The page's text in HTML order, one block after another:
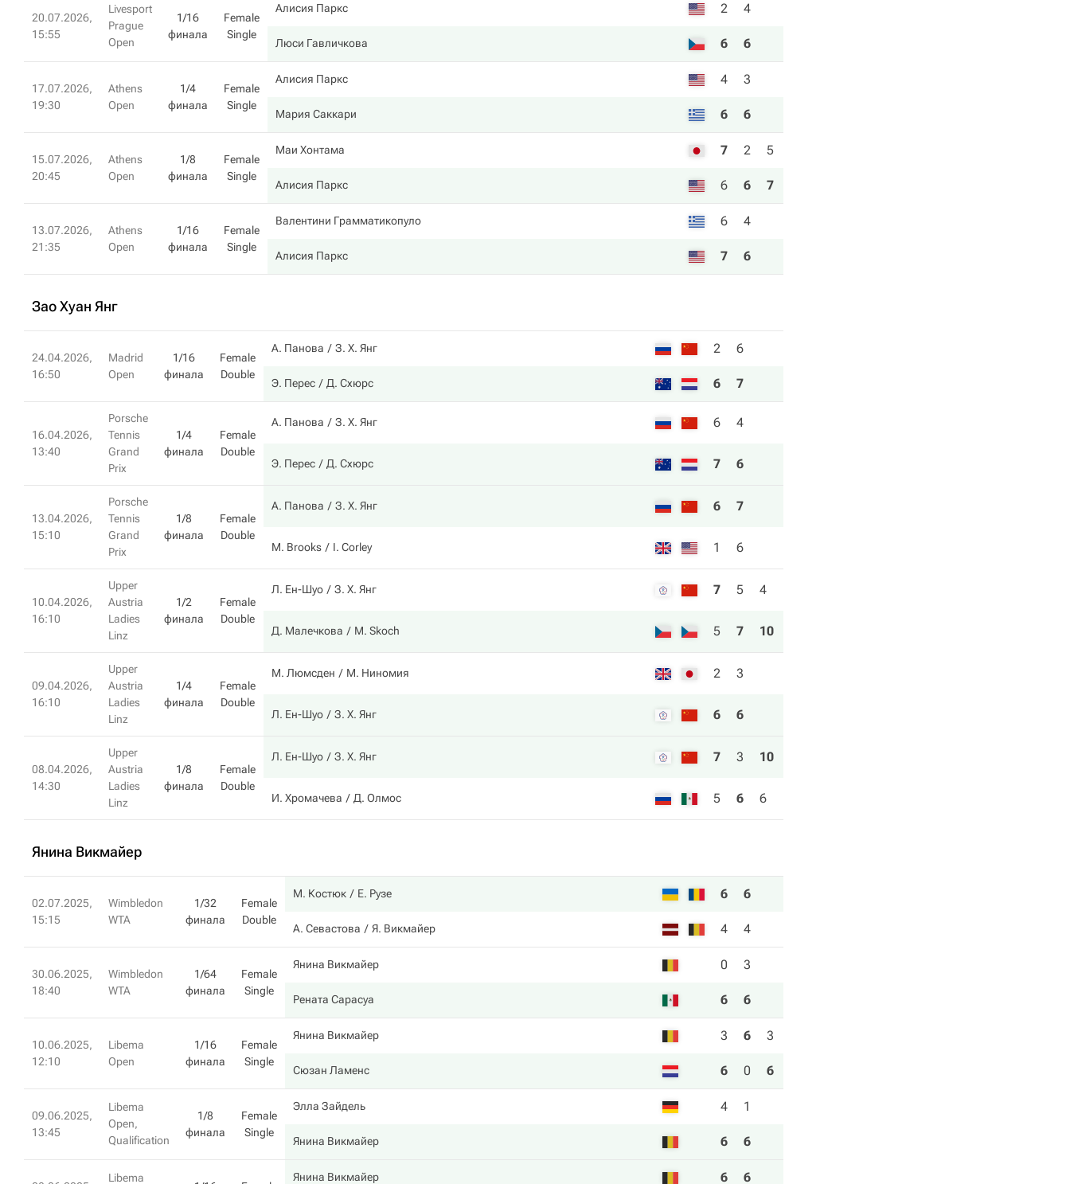
20.07.2026,
15:55
Livesport
Prague
Open
1/16
финала
Female
Single
Алисия Паркс 2 4
Люси Гавличкова 6 6
17.07.2026,
19:30
Athens
Open
1/4
финала
Female
Single
Алисия Паркс 4 3
Мария Саккари 6 6
15.07.2026,
20:45
Athens
Open
1/8
финала
Female
Single
Маи Хонтама 7 2 5
Алисия Паркс 6 6 7
13.07.2026,
21:35
Athens
Open
1/16
финала
Female
Single
Валентини Грамматикопуло 6 4
Алисия Паркс 7 6
Зао Хуан Янг
24.04.2026,
16:50
Madrid
Open
1/16
финала
Female
Double
А. Панова З. Х. Янг 2 6
Э. Перес Д. Схюрс 6 7
16.04.2026,
13:40
Porsche
Tennis
Grand
Prix
1/4
финала
Female
Double
А. Панова З. Х. Янг 6 4
Э. Перес Д. Схюрс 7 6
13.04.2026,
15:10
Porsche
Tennis
Grand
Prix
1/8
финала
Female
Double
А. Панова З. Х. Янг 6 7
M. Brooks I. Corley 1 6
10.04.2026,
16:10
Upper
Austria
Ladies
Linz
1/2
финала
Female
Double
Л. Ен-Шуо З. Х. Янг 7 5 4
Д. Малечкова M. Skoch 5 7 10
09.04.2026,
16:10
Upper
Austria
Ladies
Linz
1/4
финала
Female
Double
М. Люмсден М. Ниномия 2 3
Л. Ен-Шуо З. Х. Янг 6 6
08.04.2026,
14:30
Upper
Austria
Ladies
Linz
1/8
финала
Female
Double
Л. Ен-Шуо З. Х. Янг 7 3 10
И. Хромачева Д. Олмос 5 6 6
Янина Викмайер
02.07.2025,
15:15
Wimbledon
WTA
1/32
финала
Female
Double
М. Костюк Е. Рузе 6 6
А. Севастова Я. Викмайер 4 4
30.06.2025,
18:40
Wimbledon
WTA
1/64
финала
Female
Single
Янина Викмайер 0 3
Рената Сарасуа 6 6
10.06.2025,
12:10
Libema
Open
1/16
финала
Female
Single
Янина Викмайер 3 6 3
Сюзан Ламенс 6 0 6
09.06.2025,
13:45
Libema
Open,
Qualification
1/8
финала
Female
Single
Элла Зайдель 4 1
Янина Викмайер 6 6
Libema Янина Викмайер 6 6